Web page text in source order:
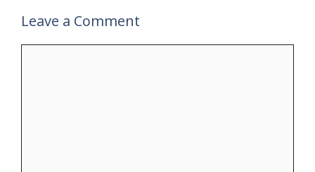
Leave a Comment